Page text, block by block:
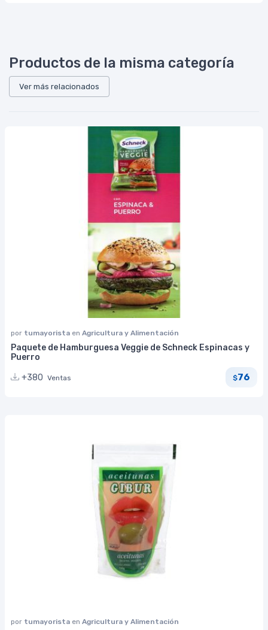
Productos de la misma categoría
Ver más relacionados
por tumayorista en Agricultura y Alimentación
Paquete de Hamburguesa Veggie de Schneck Espinacas y
Puerro
+380 Ventas $76
por tumayorista en Agricultura y Alimentación